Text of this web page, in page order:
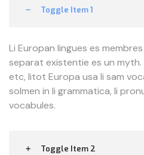
Toggle Item 1
Li Europan lingues es
separat existentie es un
etc, litot Europa usa li sam
solmen in li grammatica, li
vocabules.
Toggle Item 2